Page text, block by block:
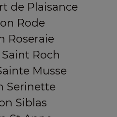
de Plaisance
Rode
Roseraie
Roch
Musse
Serinette
Siblas